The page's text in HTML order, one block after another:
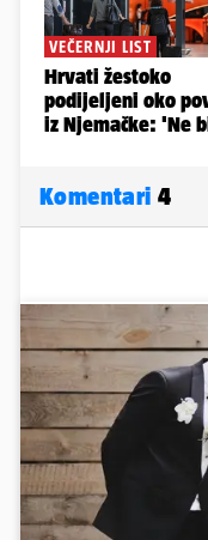
Komentari 4